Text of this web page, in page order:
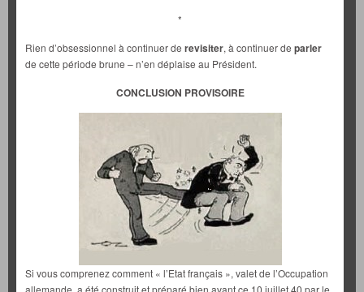
*
Rien d’obsessionnel à continuer de revisiter, à continuer de parler
de cette période brune – n’en déplaise au Président.
CONCLUSION PROVISOIRE
Si vous comprenez comment « l’Etat français », valet de l’Occupation
allemande, a été construit et préparé bien avant ce 10 juillet 40 par le